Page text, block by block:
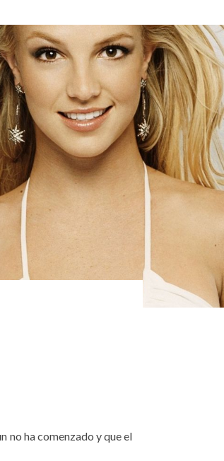
no ha comenzado y que el